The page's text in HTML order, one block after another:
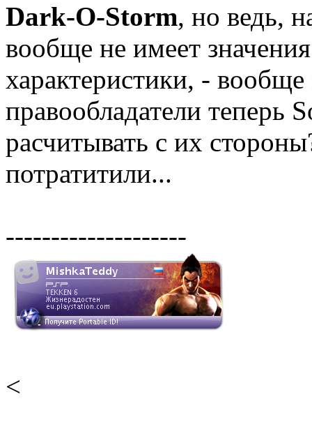
Dark-O-Storm, но ведь,
вообще не имеет
характеристики, -
правообладатели теперь
расчитывать с их
потратитили...
--------------------
<